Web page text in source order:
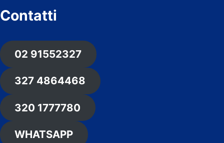
Contatti
02 91552327
327 4864468
320 1777780
WHATSAPP